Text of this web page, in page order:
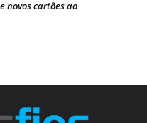
novos cartões ao